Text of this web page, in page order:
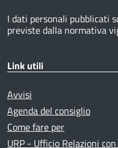
I dati personali pubblicati
previste dalla normativa
Link utili
Avvisi
Agenda del consiglio
Come fare per
URP - Ufficio Relazioni